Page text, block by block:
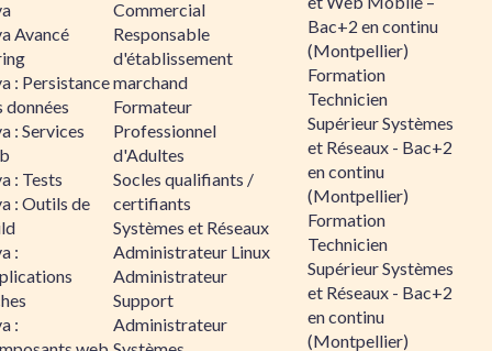
Avancé
: Persistance
données
: Services
: Tests
: Outils de
:
:
Commercial
Responsable
d'établissement
marchand
Formateur
Professionnel
d'Adultes
Socles qualifiants /
certifiants
Systèmes et Réseaux
Administrateur Linux
Administrateur
Support
Administrateur
Bac+2 en continu
(Montpellier)
Formation
Technicien
Supérieur Systèmes
et Réseaux - Bac+2
en continu
(Montpellier)
Formation
Technicien
Supérieur Systèmes
et Réseaux - Bac+2
en continu
(Montpellier)